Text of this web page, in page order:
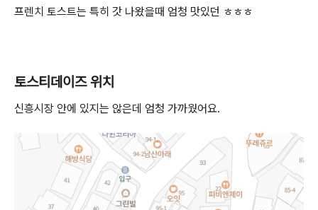
프렌치 토스트는 특히 갓 나왔을때 엄청 맛있던 ㅎㅎㅎ
토스티데이즈 위치
신흥시장 안에 있지는 않은데 엄청 가까웠어요.